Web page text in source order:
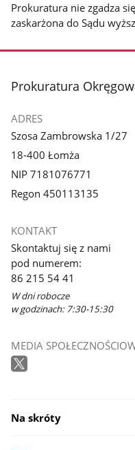
Prokuratura nie zgadza
zaskarżona do Sądu
stopka
Prokuratura
ADRES
Szosa Zambrowska 1/27
18-400 Łomża
NIP 7181076771
Regon 450113135
KONTAKT
Skontaktuj się z nami
pod numerem:
86 215 54 41
W dni robocze
w godzinach: 7:30-15:30
MEDIA
Na skróty